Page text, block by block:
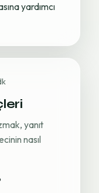
yardımcı
yanıt
nasıl